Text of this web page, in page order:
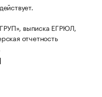
выписка ЕГРЮЛ,
отчетность